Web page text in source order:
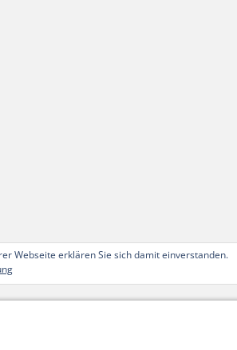
Webseite erklären Sie sich damit einverstanden.